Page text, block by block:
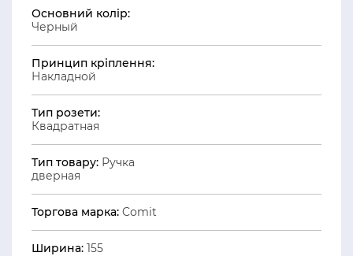
Основний колір:
Черный
Принцип кріплення:
Накладной
Тип розети:
Квадратная
Тип товару: Ручка
дверная
Торгова марка: Comit
Ширина: 155